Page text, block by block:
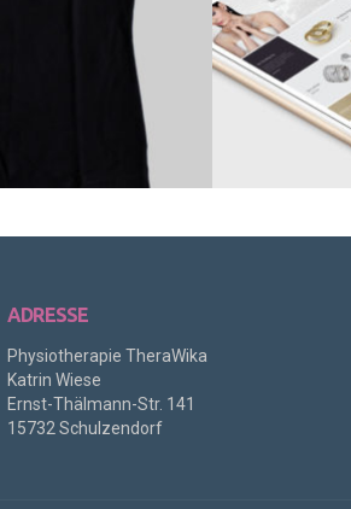
ADRESSE
Physiotherapie TheraWika
Katrin Wiese
Ernst-Thälmann-Str. 141
15732 Schulzendorf